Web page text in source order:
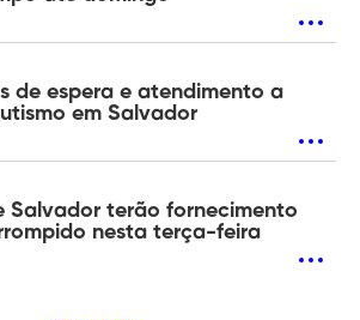
de espera e atendimento a
em Salvador
Salvador terão fornecimento
nesta terça-feira